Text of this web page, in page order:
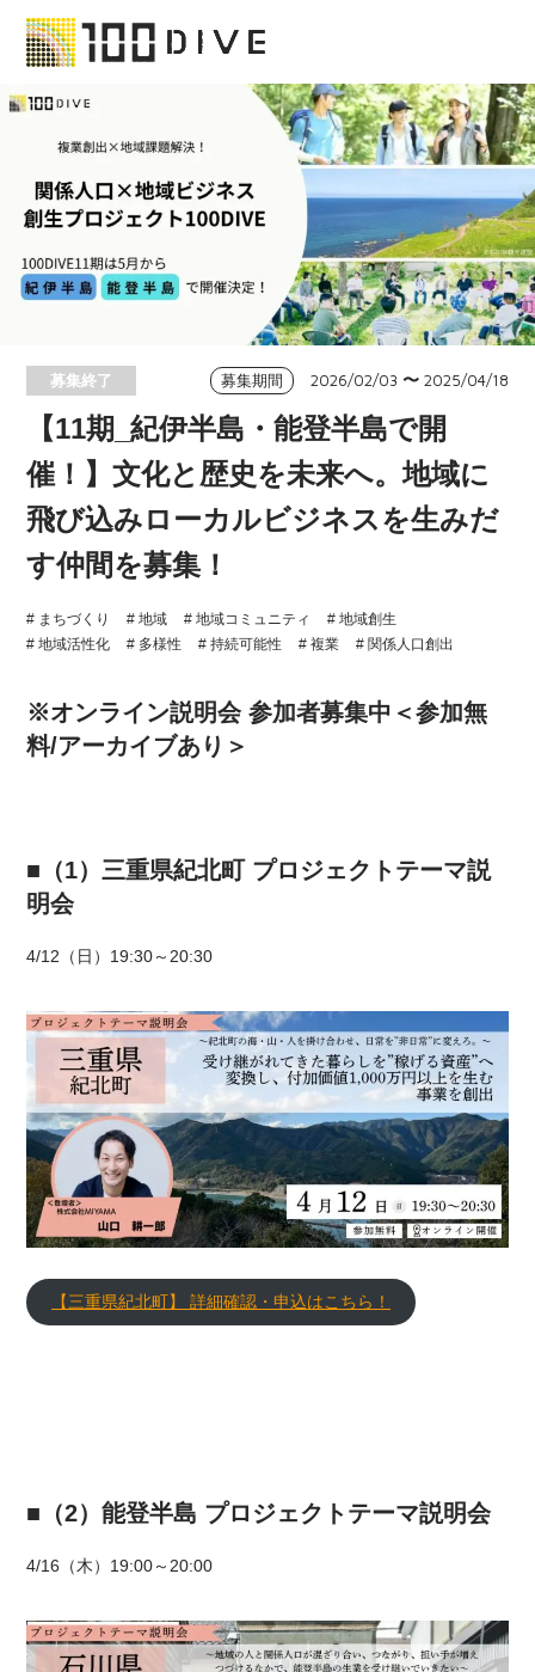
募集終了 募集期間 2026/02/03 〜 2025/04/18
【11期_紀伊半島・能登半島で開
催！】文化と歴史を未来へ。地域に
飛び込みローカルビジネスを生みだ
す仲間を募集！
# まちづくり # 地域 # 地域コミュニティ
# 地域創生
# 地域活性化
# 多様性 # 持続可能性 # 複業 # 関係人口創出
※オンライン説明会 参加者募集中＜参加無
料/アーカイブあり＞
■（1）三重県紀北町 プロジェクトテーマ説
明会
4/12（日）19:30～20:30
【三重県紀北町】 詳細確認・申込はこちら！
■（2）能登半島 プロジェクトテーマ説明会
4/16（木）19:00～20:00